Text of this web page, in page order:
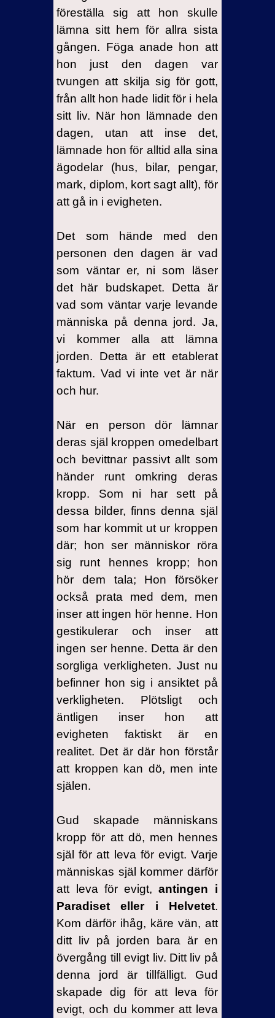
föreställa sig att hon skulle
lämna sitt hem för allra sista
gången. Föga anade hon att
hon just den dagen var
tvungen att skilja sig för gott,
från allt hon hade lidit för i hela
sitt liv. När hon lämnade den
dagen, utan att inse det,
lämnade hon för alltid alla sina
ägodelar (hus, bilar, pengar,
mark, diplom, kort sagt allt), för
att gå in i evigheten.
Det som hände med den
personen den dagen är vad
som väntar er, ni som läser
det här budskapet. Detta är
vad som väntar varje levande
människa på denna jord. Ja,
vi kommer alla att lämna
jorden. Detta är ett etablerat
faktum. Vad vi inte vet är när
och hur.
När en person dör lämnar
deras själ kroppen omedelbart
och bevittnar passivt allt som
händer runt omkring deras
kropp. Som ni har sett på
dessa bilder, finns denna själ
som har kommit ut ur kroppen
där; hon ser människor röra
sig runt hennes kropp; hon
hör dem tala; Hon försöker
också prata med dem, men
inser att ingen hör henne. Hon
gestikulerar och inser att
ingen ser henne. Detta är den
sorgliga verkligheten. Just nu
befinner hon sig i ansiktet på
verkligheten. Plötsligt och
äntligen inser hon att
evigheten faktiskt är en
realitet. Det är där hon förstår
att kroppen kan dö, men inte
själen.
Gud skapade människans
kropp för att dö, men hennes
själ för att leva för evigt. Varje
människas själ kommer därför
att leva för evigt,antingen i
Paradiset eller i Helvetet.
Kom därför ihåg, käre vän, att
ditt liv på jorden bara är en
övergång till evigt liv. Ditt liv på
denna jord är tillfälligt. Gud
skapade dig för att leva för
evigt, och du kommer att leva